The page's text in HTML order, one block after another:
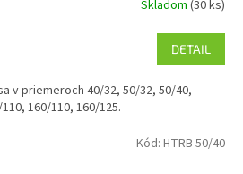
Skladom (30 ks)
DETAIL
v priemeroch 40/32, 50/32, 50/40,
160/110, 160/125.
Kód: HTRB 50/40